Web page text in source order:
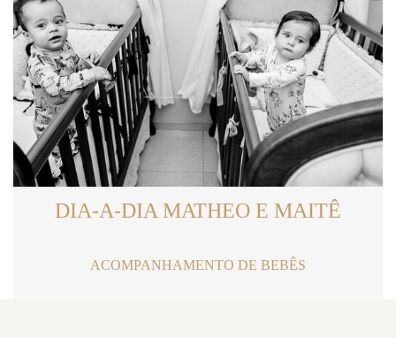
DIA-A-DIA MATHEO E MAITÊ
ACOMPANHAMENTO DE BEBÊS